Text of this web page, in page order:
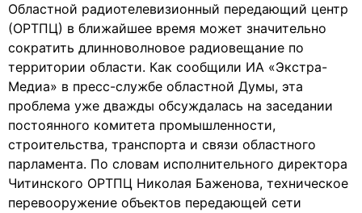
Областной радиотелевизионный передающий центр
(ОРТПЦ) в ближайшее время может значительно
сократить длинноволновое радиовещание по
территории области. Как сообщили ИА «Экстра-
Медиа» в пресс-службе областной Думы, эта
проблема уже дважды обсуждалась на заседании
постоянного комитета промышленности,
строительства, транспорта и связи областного
парламента. По словам исполнительного директора
Читинского ОРТПЦ Николая Баженова, техническое
перевооружение объектов передающей сети